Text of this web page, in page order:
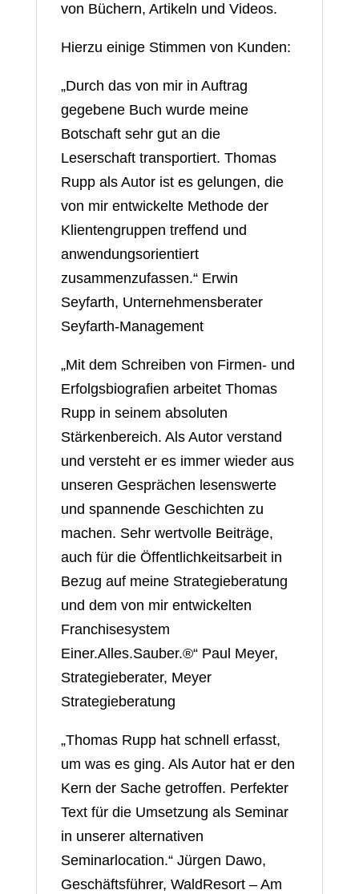
von Büchern, Artikeln und Videos.
Hierzu einige Stimmen von Kunden:
„Durch das von mir in Auftrag
gegebene Buch wurde meine
Botschaft sehr gut an die
Leserschaft transportiert. Thomas
Rupp als Autor ist es gelungen, die
von mir entwickelte Methode der
Klientengruppen treffend und
anwendungsorientiert
zusammenzufassen.“ Erwin
Seyfarth, Unternehmensberater
Seyfarth-Management
„Mit dem Schreiben von Firmen- und
Erfolgsbiografien arbeitet Thomas
Rupp in seinem absoluten
Stärkenbereich. Als Autor verstand
und versteht er es immer wieder aus
unseren Gesprächen lesenswerte
und spannende Geschichten zu
machen. Sehr wertvolle Beiträge,
auch für die Öffentlichkeitsarbeit in
Bezug auf meine Strategieberatung
und dem von mir entwickelten
Franchisesystem
Einer.Alles.Sauber.®“ Paul Meyer,
Strategieberater, Meyer
Strategieberatung
„Thomas Rupp hat schnell erfasst,
um was es ging. Als Autor hat er den
Kern der Sache getroffen. Perfekter
Text für die Umsetzung als Seminar
in unserer alternativen
Seminarlocation.“ Jürgen Dawo,
Geschäftsführer, WaldResort – Am